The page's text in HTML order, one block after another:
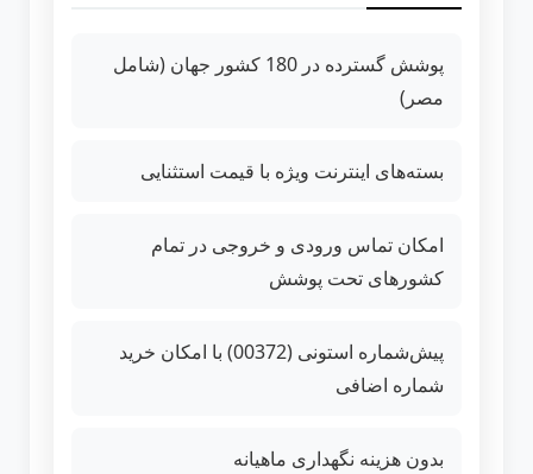
پوشش گسترده در 180 کشور جهان (شامل
مصر)
بسته‌های اینترنت ویژه با قیمت استثنایی
امکان تماس ورودی و خروجی در تمام
کشورهای تحت پوشش
پیش‌شماره استونی (00372) با امکان خرید
شماره اضافی
بدون هزینه نگهداری ماهیانه